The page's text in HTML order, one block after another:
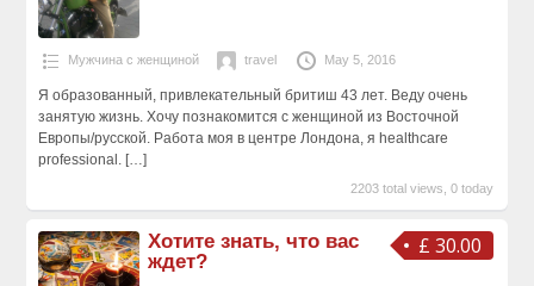
Мужчина с женщиной travel May 5, 2016
Я образованный, привлекательный бритиш 43 лет. Веду очень
занятую жизнь. Хочу познакомится с женщиной из Восточной
Европы/русской. Работа моя в центре Лондона, я healthcare
professional. […]
2203 total views, 0 today
£ 30.00
Хотите знать, что вас
ждет?